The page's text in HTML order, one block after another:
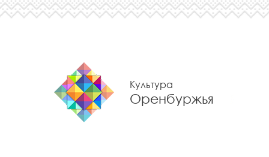
Культура
Оренбуржья